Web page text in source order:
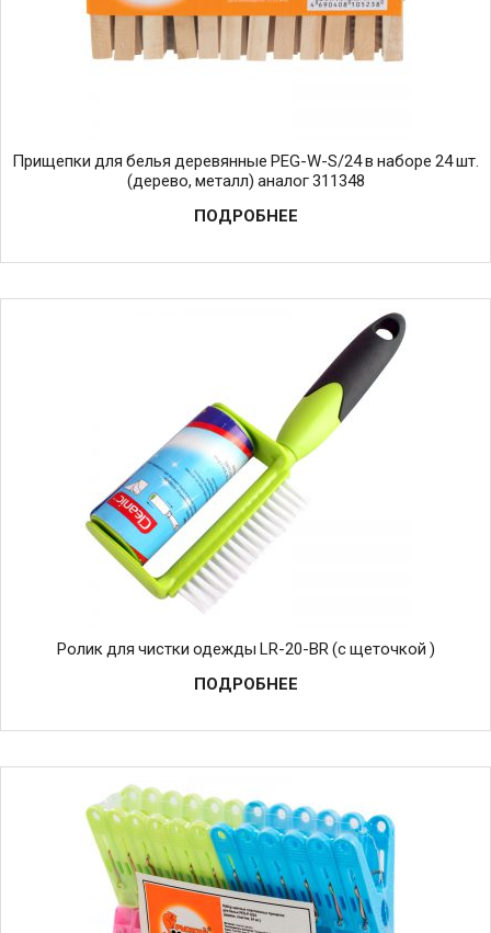
Прищепки для белья деревянные PEG-W-S/24 в наборе 24 шт.
(дерево, металл) аналог 311348
ПОДРОБНЕЕ
Ролик для чистки одежды LR-20-BR (с щеточкой )
ПОДРОБНЕЕ